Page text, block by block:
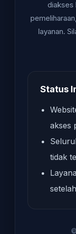
diakses
layanan.
Status
akses
tidak